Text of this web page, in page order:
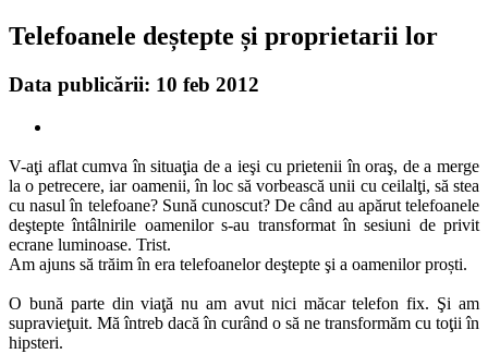
Telefoanele deștepte și proprietarii lor
Data publicării: 10 feb 2012
V-aţi aflat cumva în situaţia de a ieşi cu prietenii în oraş, de a merge
la o petrecere, iar oamenii, în loc să vorbească unii cu ceilalţi, să stea
cu nasul în telefoane? Sună cunoscut? De când au apărut telefoanele
deştepte întâlnirile oamenilor s-au transformat în sesiuni de privit
ecrane luminoase. Trist.
Am ajuns să trăim în era telefoanelor deştepte şi a oamenilor proști.
O bună parte din viaţă nu am avut nici măcar telefon fix. Şi am
supravieţuit. Mă întreb dacă în curând o să ne transformăm cu toţii în
hipsteri.